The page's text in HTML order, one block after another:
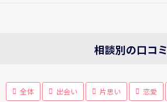
相談別の口コミ
全体 出会い 片思い 恋愛